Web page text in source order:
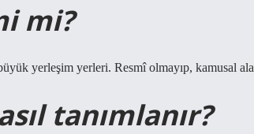
mi?
yerleşim yerleri. Resmî olmayıp, kamusal
tanımlanır?